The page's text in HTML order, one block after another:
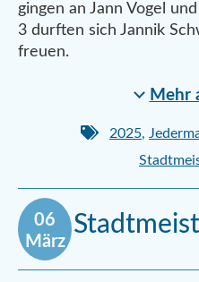
gingen an Jann Vogel
3 durften sich Jannik
freuen.
Mehr
2025,
06
März